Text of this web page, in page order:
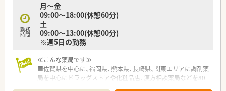
勤務
時間
月～金
09:00～18:00(休憩60分)
土
09:00～13:00(休憩00分)
※週5日の勤務
≪こんな薬局です≫
■佐賀県を中心に、福岡県、熊本県、長崎県、関東エリアに調剤薬
局を中心にドラッグストアや化粧品店、漢方相談薬局などを80